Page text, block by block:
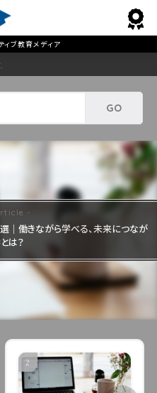
｜働きながら学べる、未来につなが
は？